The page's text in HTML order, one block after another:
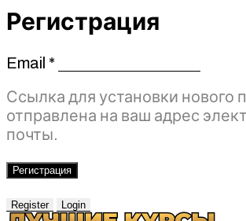
Регистрация
Email *Обязательно
Ссылка для установки нового
отправлена ​​на ваш адрес
почты.
Регистрация
Register Login